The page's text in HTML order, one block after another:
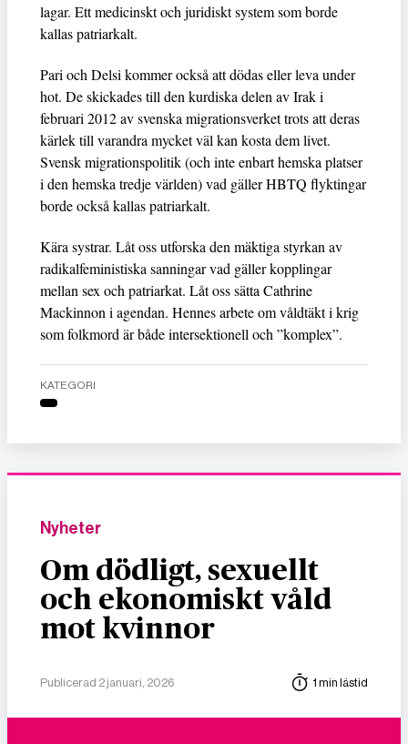
lagar. Ett medicinskt och juridiskt system som borde
kallas patriarkalt.
Pari och Delsi kommer också att dödas eller leva under
hot. De skickades till den kurdiska delen av Irak i
februari 2012 av svenska migrationsverket trots att deras
kärlek till varandra mycket väl kan kosta dem livet.
Svensk migrationspolitik (och inte enbart hemska platser
i den hemska tredje världen) vad gäller HBTQ flyktingar
borde också kallas patriarkalt.
Kära systrar. Låt oss utforska den mäktiga styrkan av
radikalfeministiska sanningar vad gäller kopplingar
mellan sex och patriarkat. Låt oss sätta Cathrine
Mackinnon i agendan. Hennes arbete om våldtäkt i krig
som folkmord är både intersektionell och ”komplex”.
KATEGORI
Nyheter
Om dödligt, sexuellt
och ekonomiskt våld
mot kvinnor
Publicerad 2 januari, 2026 1 min lästid